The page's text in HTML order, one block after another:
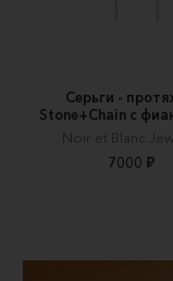
Серьги -
Stone+Chain с
Noir et Blanc
7000 ₽